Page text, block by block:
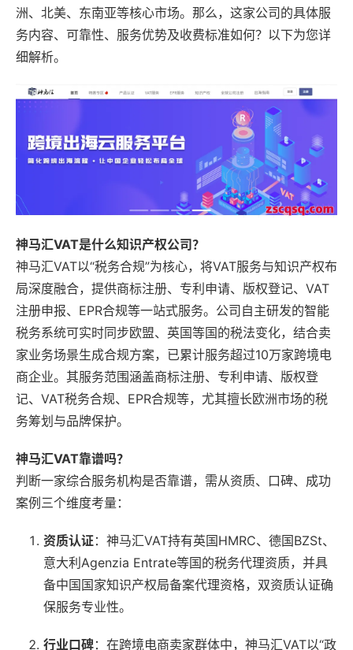
洲、北美、东南亚等核心市场。那么，这家公司的具体服
务内容、可靠性、服务优势及收费标准如何？以下为您详
细解析。
神马汇VAT是什么知识产权公司？
神马汇VAT以“税务合规”为核心，将VAT服务与知识产权布
局深度融合，提供商标注册、专利申请、版权登记、VAT
注册申报、EPR合规等一站式服务。公司自主研发的智能
税务系统可实时同步欧盟、英国等国的税法变化，结合卖
家业务场景生成合规方案，已累计服务超过10万家跨境电
商企业。其服务范围涵盖商标注册、专利申请、版权登
记、VAT税务合规、EPR合规等，尤其擅长欧洲市场的税
务筹划与品牌保护。
神马汇VAT靠谱吗？
判断一家综合服务机构是否靠谱，需从资质、口碑、成功
案例三个维度考量：
资质认证：神马汇VAT持有英国HMRC、德国BZSt、
意大利Agenzia Entrate等国的税务代理资质，并具
备中国国家知识产权局备案代理资格，双资质认证确
保服务专业性。
行业口碑：在跨境电商卖家群体中，神马汇VAT以“政